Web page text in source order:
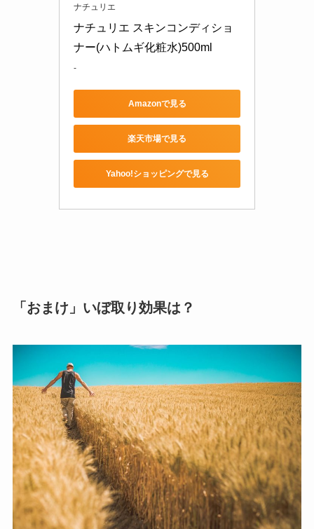
ナチュリエ
ナチュリエ スキンコンディショ
ナー(ハトムギ化粧水)500ml
-
Amazonで見る
楽天市場で見る
Yahoo!ショッピングで見る
「おまけ」いぼ取り効果は？